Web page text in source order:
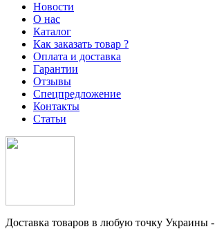
Новости
О нас
Каталог
Как заказать товар ?
Оплата и доставка
Гарантии
Отзывы
Спецпредложение
Контакты
Статьи
Доставка товаров в любую точку Украины -